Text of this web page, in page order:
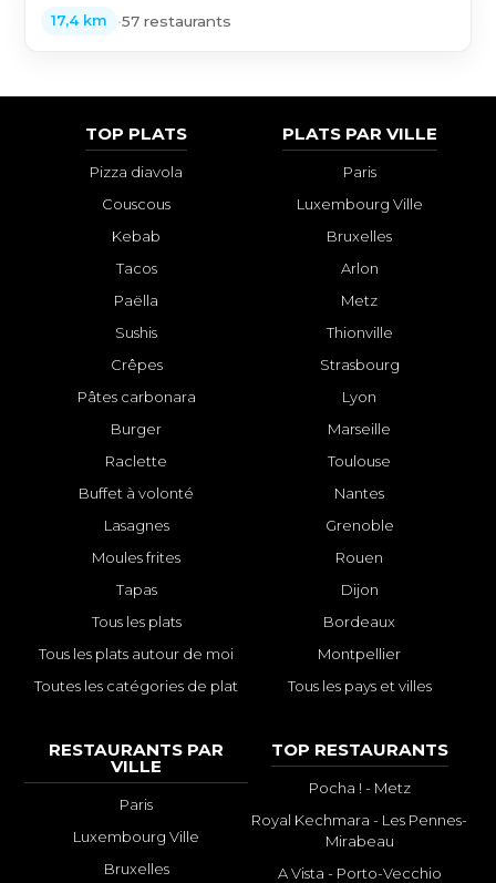
17,4 km •57 restaurants
TOP PLATS
Pizza diavola
Couscous
Kebab
Tacos
Paëlla
Sushis
Crêpes
Pâtes carbonara
Burger
Raclette
Buffet à volonté
Lasagnes
Moules frites
Tapas
Tous les plats
Tous les plats autour de moi
Toutes les catégories de plat
PLATS PAR VILLE
Paris
Luxembourg Ville
Bruxelles
Arlon
Metz
Thionville
Strasbourg
Lyon
Marseille
Toulouse
Nantes
Grenoble
Rouen
Dijon
Bordeaux
Montpellier
Tous les pays et villes
RESTAURANTS PAR
VILLE
Paris
Luxembourg Ville
Bruxelles
TOP RESTAURANTS
Pocha ! - Metz
Royal Kechmara - Les Pennes-
Mirabeau
A Vista - Porto-Vecchio